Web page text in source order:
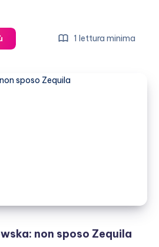
Zequila
gioielli
1 lettura minima
non sposo Zequila